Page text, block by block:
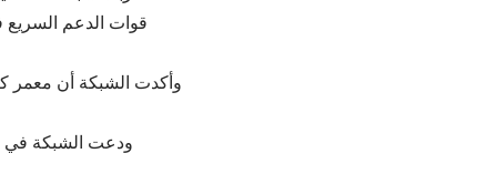
قوات الدعم
وأكدت الشبكة أن معمر
ودعت الشبكة في